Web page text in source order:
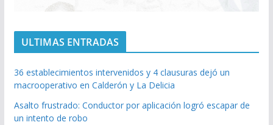
ULTIMAS ENTRADAS
36 establecimientos intervenidos y 4 clausuras dejó un
macrooperativo en Calderón y La Delicia
Asalto frustrado: Conductor por aplicación logró escapar de
un intento de robo